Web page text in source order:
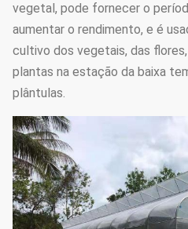
vegetal, pode fornecer o
aumentar o rendimento, e é
cultivo dos vegetais, das
plantas na estação da baixa
plântulas.